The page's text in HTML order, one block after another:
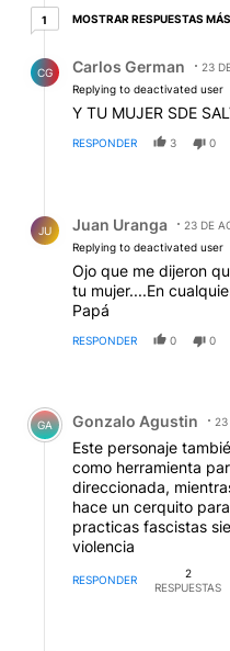
11 respuesta más
MOSTRAR RESPUESTAS
CG Carlos German
23
Replying to deactivated user
Y TU MUJER SDE
RESPONDER 3 0
JU Juan Uranga
23 DE
Replying to deactivated user
Ojo que me dijeron
tu mujer....En
Papá
RESPONDER 0 0
Comentario de Gonzalo
GA Gonzalo Agustin 23
Este personaje
como herramienta
direccionada,
hace un cerquito
practicas fascistas
violencia
RESPONDER
2
RESPUESTAS